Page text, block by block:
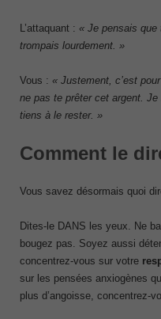
L’attaquant : « Je pensais
trompais lourdement. »
Vous : « Justement, c’est
ne pas te prêter cet argent.
tiens à le rester. »
Comment le
Vous savez désormais quoi
Dites-le DANS les yeux. Ne
bougez pas. Soyez aussi
concentrez-vous sur votre
sur les pensées anxiogènes
plus d’angoisse, concentrez-